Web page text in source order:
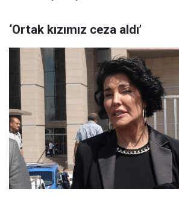
‘Ortak kızımız ceza aldı’